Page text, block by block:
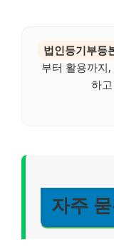
법인등기부등
부터 활용까지
하
자주